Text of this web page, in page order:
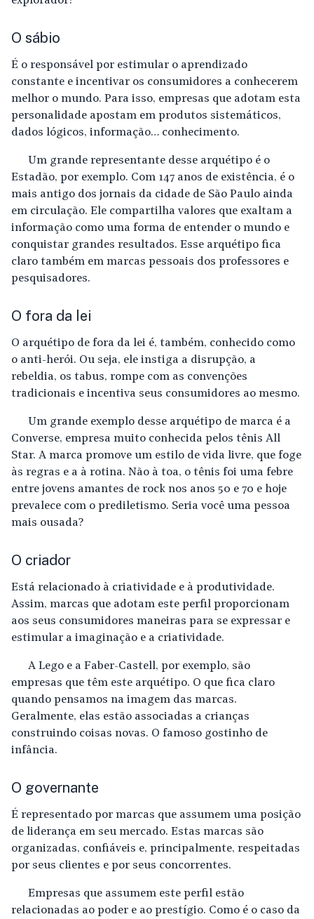
O sábio
É o responsável por estimular o aprendizado
constante e incentivar os consumidores a conhecerem
melhor o mundo. Para isso, empresas que adotam esta
personalidade apostam em produtos sistemáticos,
dados lógicos, informação… conhecimento.
Um grande representante desse arquétipo é o
Estadão, por exemplo. Com 147 anos de existência, é o
mais antigo dos jornais da cidade de São Paulo ainda
em circulação. Ele compartilha valores que exaltam a
informação como uma forma de entender o mundo e
conquistar grandes resultados. Esse arquétipo fica
claro também em marcas pessoais dos professores e
pesquisadores.
O fora da lei
O arquétipo de fora da lei é, também, conhecido como
o anti-herói. Ou seja, ele instiga a disrupção, a
rebeldia, os tabus, rompe com as convenções
tradicionais e incentiva seus consumidores ao mesmo.
Um grande exemplo desse arquétipo de marca é a
Converse, empresa muito conhecida pelos tênis All
Star. A marca promove um estilo de vida livre, que foge
às regras e a à rotina. Não à toa, o tênis foi uma febre
entre jovens amantes de rock nos anos 50 e 70 e hoje
prevalece com o prediletismo. Seria você uma pessoa
mais ousada?
O criador
Está relacionado à criatividade e à produtividade.
Assim, marcas que adotam este perfil proporcionam
aos seus consumidores maneiras para se expressar e
estimular a imaginação e a criatividade.
A Lego e a Faber-Castell, por exemplo, são
empresas que têm este arquétipo. O que fica claro
quando pensamos na imagem das marcas.
Geralmente, elas estão associadas a crianças
construindo coisas novas. O famoso gostinho de
infância.
O governante
É representado por marcas que assumem uma posição
de liderança em seu mercado. Estas marcas são
organizadas, confiáveis e, principalmente, respeitadas
por seus clientes e por seus concorrentes.
Empresas que assumem este perfil estão
relacionadas ao poder e ao prestígio. Como é o caso da